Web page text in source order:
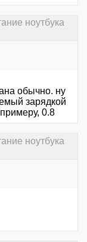
ноутбука
обычно. ну
зарядкой
0.8
ноутбука